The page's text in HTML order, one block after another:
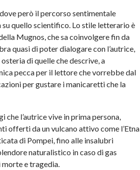
però il percorso sentimentale
su quello scientifico. Lo stile letterario è
Mugnos, che sa coinvolgere fin da
quasi di poter dialogare con l’autrice,
di quelle che descrive, a
pecca per il lettore che vorrebbe dal
per gustare i manicaretti che la
l’autrice vive in prima persona,
offerti da un vulcano attivo come l’Etna
di Pompei, fino alle insalubri
naturalistico in caso di gas
e tragedia.